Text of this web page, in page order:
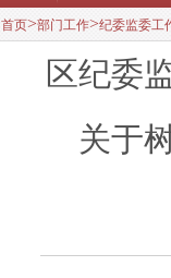
首页>部门工作>纪委监委工
区纪委
关于